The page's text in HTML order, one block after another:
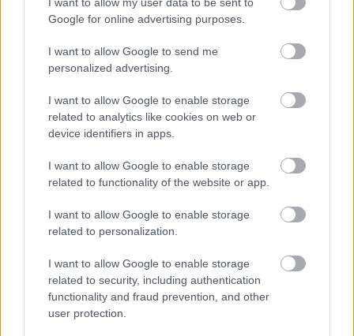
Google for online advertising purposes.
I want to allow Google to send me
personalized advertising.
I want to allow Google to enable storage
related to analytics like cookies on web or
device identifiers in apps.
I want to allow Google to enable storage
related to functionality of the website or app.
I want to allow Google to enable storage
related to personalization.
I want to allow Google to enable storage
related to security, including authentication
functionality and fraud prevention, and other
user protection.
közlekedésbe: a maglevet. A maglev a mágneses
lebegtetés rövidítése. Az ilyen vonatoknak nincsenek
kerekeik, és egy speciálisan erre a célra készült sínen
„lebegve” akár 603 km/h sebességgel is haladhatnak.
Összehasonlításképpen a jelenlegi gyorsvonatok
közlekednek.
A Tokió és Nagoya közötti maglevvel a 341
kilométeres úton a menetidő 40 percre csökken
Hozzávetőlegesen a Győr-Debrecen vasútvonal...